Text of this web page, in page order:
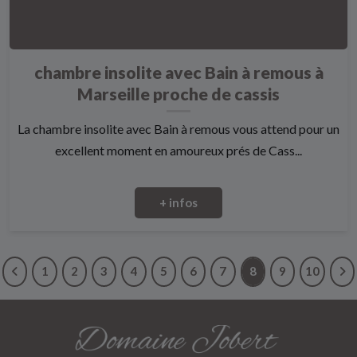
chambre insolite avec Bain à remous à
Marseille proche de cassis
La chambre insolite avec Bain à remous vous attend pour un
excellent moment en amoureux prés de Cass...
+ infos
1 2 3 4 5 6 7 8 9 10